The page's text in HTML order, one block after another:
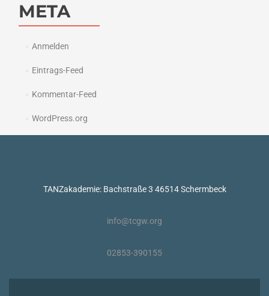
META
Anmelden
Eintrags-Feed
Kommentar-Feed
WordPress.org
TANZakademie: Bachstraße 3 46514 Schermbeck
info@tcgw.org
02853-390155